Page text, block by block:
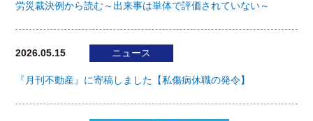
労災裁決例から読む～出来事は単体で評価されていない～
2026.05.15 ニュース
『月刊不動産』に寄稿しました【私傷病休職の発令】